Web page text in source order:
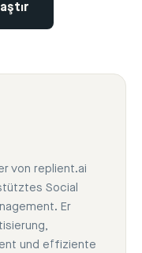
von replient.ai
Social
Er
und effiziente